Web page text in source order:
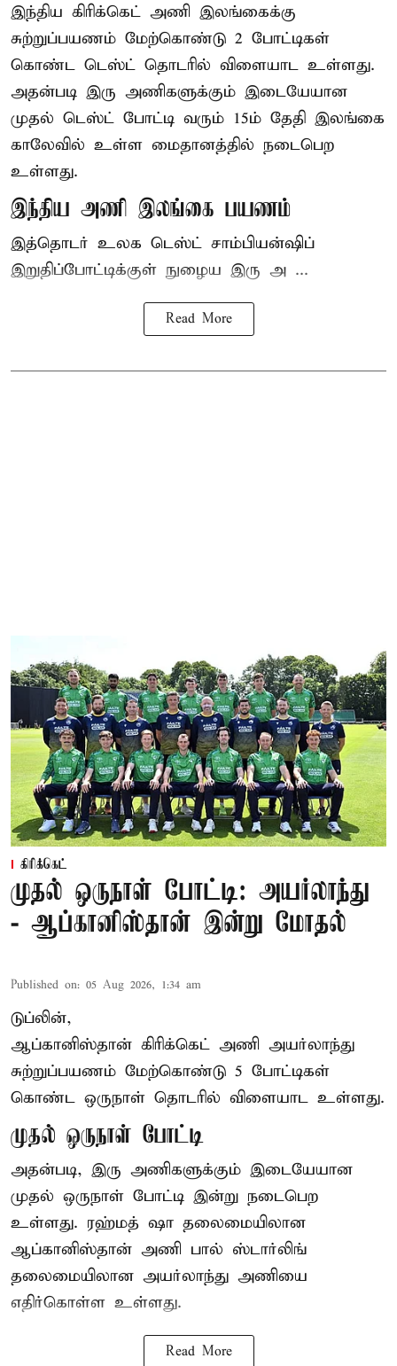
இந்திய கிரிக்கெட் அணி இலங்கைக்கு
சுற்றுப்பயணம் மேற்கொண்டு 2 போட்டிகள்
கொண்ட டெஸ்ட் தொடரில் விளையாட உள்ளது.
அதன்படி இரு அணிகளுக்கும் இடையேயான
முதல் டெஸ்ட் போட்டி வரும் 15ம் தேதி இலங்கை
காலேவில் உள்ள மைதானத்தில் நடைபெற
உள்ளது.
இந்திய அணி இலங்கை பயணம்
இத்தொடர் உலக டெஸ்ட் சாம்பியன்ஷிப்
இறுதிப்போட்டிக்குள் நுழைய இரு அ ...
Read More
கிரிக்கெட்
முதல் ஒருநாள் போட்டி: அயர்லாந்து
- ஆப்கானிஸ்தான் இன்று மோதல்
Published on: 05 Aug 2026, 1:34 am
டுப்லின்,
ஆப்கானிஸ்தான் கிரிக்கெட் அணி அயர்லாந்து
சுற்றுப்பயணம் மேற்கொண்டு 5 போட்டிகள்
கொண்ட ஒருநாள் தொடரில் விளையாட உள்ளது.
முதல் ஒருநாள் போட்டி
அதன்படி, இரு அணிகளுக்கும் இடையேயான
முதல் ஒருநாள் போட்டி இன்று நடைபெற
உள்ளது. ரஹ்மத் ஷா தலைமையிலான
ஆப்கானிஸ்தான் அணி பால் ஸ்டார்லிங்
தலைமையிலான அயர்லாந்து அணியை
எதிர்கொள்ள உள்ளது.
Read More